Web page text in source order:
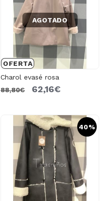
OFERTA
AGOTADO
Charol evasé rosa
88,80€
62,16€
40%